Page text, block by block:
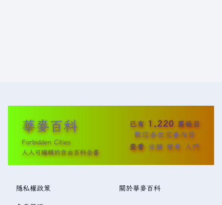
華麥百科
Forbidden Cities
人人可編輯的自由百科全書
已有 1,220 篇條目
歡迎各位完善內容
查看 分類 變更 入門
隱私權政策 關於華麥百科